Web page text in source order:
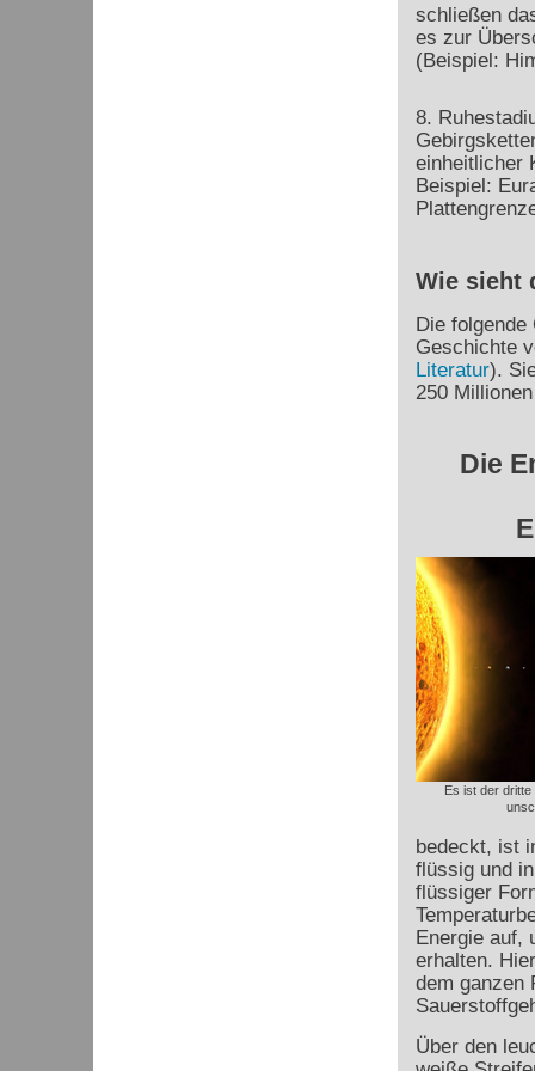
schließen
es zur
(Beispiel:
8.
einheitlicher
Beispiel:
Wie sieht
Die
Geschichte
Literatur).
250
Die
Es ist der
bedeckt, ist
flüssig und
flüssiger
Energie auf,
erhalten.
dem ganzen
Über den